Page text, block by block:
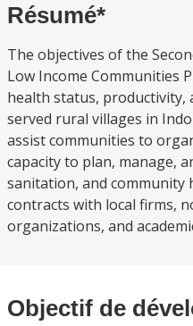
Résumé*
The objectives of the
Low Income Communities
health status, productivity,
served rural villages in
assist communities to
capacity to plan, manage,
sanitation, and community
contracts with local firms,
organizations, and
Objectif de